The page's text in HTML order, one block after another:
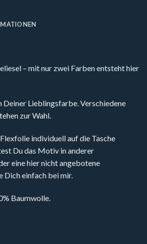
– mit nur zwei Farben entsteht hier
Deiner Lieblingsfarbe. Verschiedene
zur Wahl.
individuell auf die Tasche
Du das Motiv in anderer
eine hier nicht angebotene
Dich einfach bei mir.
Baumwolle.